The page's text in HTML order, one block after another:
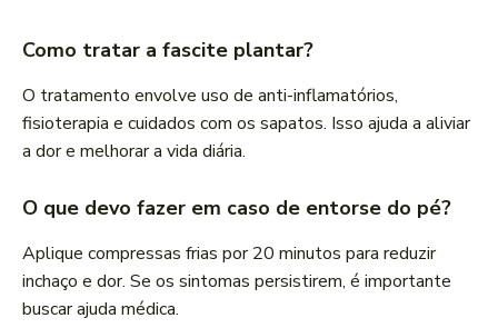
Como tratar a fascite plantar?
O tratamento envolve uso de anti-inflamatórios,
fisioterapia e cuidados com os sapatos. Isso ajuda a aliviar
a dor e melhorar a vida diária.
O que devo fazer em caso de entorse do pé?
Aplique compressas frias por 20 minutos para reduzir
inchaço e dor. Se os sintomas persistirem, é importante
buscar ajuda médica.